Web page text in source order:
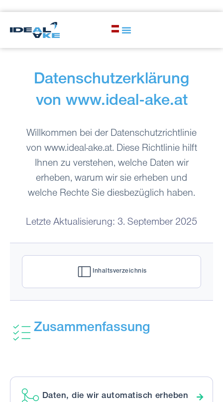
Datenschutzerklärung
von www.ideal-ake.at
Willkommen bei der Datenschutzrichtlinie
von www.ideal-ake.at. Diese Richtlinie hilft
Ihnen zu verstehen, welche Daten wir
erheben, warum wir sie erheben und
welche Rechte Sie diesbezüglich haben.
Letzte Aktualisierung: 3. September 2025
Inhaltsverzeichnis
Zusammenfassung
Daten, die wir automatisch erheben